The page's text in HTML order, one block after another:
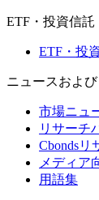
ETF・投資信託
ETF・投
ニュースおよ
市場ニュ
リサーチ
Cbondsリ
メディア
用語集